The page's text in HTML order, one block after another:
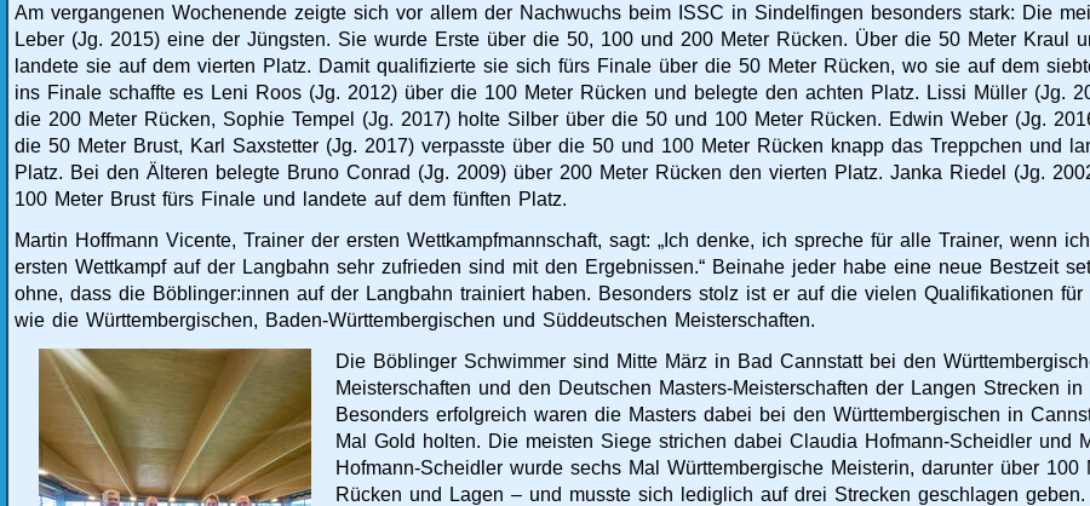
Am vergangenen Wochenende zeigte sich vor allem der Nachwuchs beim ISSC in Sindelfingen besonders stark: Die
Leber (Jg. 2015) eine der Jüngsten. Sie wurde Erste über die 50, 100 und 200 Meter Rücken. Über die 50 Meter Kraul
landete sie auf dem vierten Platz. Damit qualifizierte sie sich fürs Finale über die 50 Meter Rücken, wo sie auf dem
ins Finale schaffte es Leni Roos (Jg. 2012) über die 100 Meter Rücken und belegte den achten Platz. Lissi Müller (Jg.
die 200 Meter Rücken, Sophie Tempel (Jg. 2017) holte Silber über die 50 und 100 Meter Rücken. Edwin Weber (Jg.
die 50 Meter Brust, Karl Saxstetter (Jg. 2017) verpasste über die 50 und 100 Meter Rücken knapp das Treppchen und
Platz. Bei den Älteren belegte Bruno Conrad (Jg. 2009) über 200 Meter Rücken den vierten Platz. Janka Riedel (Jg.
100 Meter Brust fürs Finale und landete auf dem fünften Platz.
Martin Hoffmann Vicente, Trainer der ersten Wettkampfmannschaft, sagt: „Ich denke, ich spreche für alle Trainer, wenn
ersten Wettkampf auf der Langbahn sehr zufrieden sind mit den Ergebnissen.“ Beinahe jeder habe eine neue Bestzeit
ohne, dass die Böblinger:innen auf der Langbahn trainiert haben. Besonders stolz ist er auf die vielen Qualifikationen für
wie die Württembergischen, Baden-Württembergischen und Süddeutschen Meisterschaften.
Die Böblinger Schwimmer sind Mitte März in Bad Cannstatt bei den
Meisterschaften und den Deutschen Masters-Meisterschaften der Langen Strecken in
Besonders erfolgreich waren die Masters dabei bei den Württembergischen in
Mal Gold holten. Die meisten Siege strichen dabei Claudia Hofmann-Scheidler und
Hofmann-Scheidler wurde sechs Mal Württembergische Meisterin, darunter über 100
Rücken und Lagen – und musste sich lediglich auf drei Strecken geschlagen